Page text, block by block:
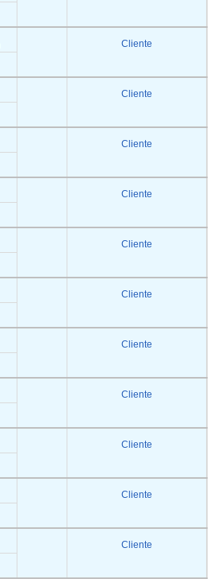
Cliente
Cliente
Cliente
Cliente
Cliente
Cliente
Cliente
Cliente
Cliente
Cliente
Cliente